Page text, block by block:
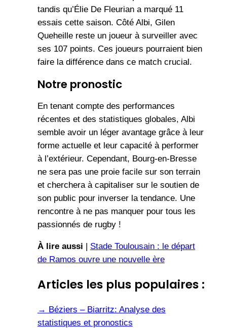
tandis qu’Élie De Fleurian a marqué 11
essais cette saison. Côté Albi, Gilen
Queheille reste un joueur à surveiller avec
ses 107 points. Ces joueurs pourraient bien
faire la différence dans ce match crucial.
Notre pronostic
En tenant compte des performances
récentes et des statistiques globales, Albi
semble avoir un léger avantage grâce à leur
forme actuelle et leur capacité à performer
à l’extérieur. Cependant, Bourg-en-Bresse
ne sera pas une proie facile sur son terrain
et cherchera à capitaliser sur le soutien de
son public pour inverser la tendance. Une
rencontre à ne pas manquer pour tous les
passionnés de rugby !
À lire aussi | Stade Toulousain : le départ
de Ramos ouvre une nouvelle ère
Articles les plus populaires :
→ Béziers – Biarritz: Analyse des
statistiques et pronostics